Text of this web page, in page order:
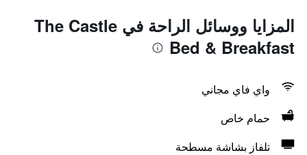
المزايا ووسائل الراحة في The Castle
Bed & Breakfast
واي فاي مجاني
حمام خاص
تلفاز بشاشة مسطحة